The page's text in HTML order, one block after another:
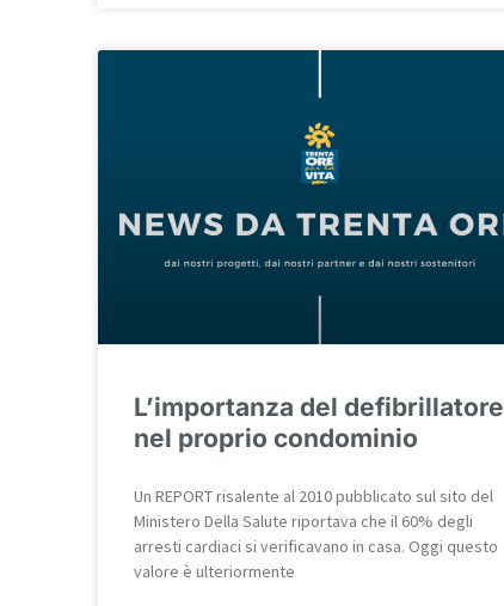
L’importanza del defibrillatore
nel proprio condominio
Un REPORT risalente al 2010 pubblicato sul sito del
Ministero Della Salute riportava che il 60% degli
arresti cardiaci si verificavano in casa. Oggi questo
valore è ulteriormente